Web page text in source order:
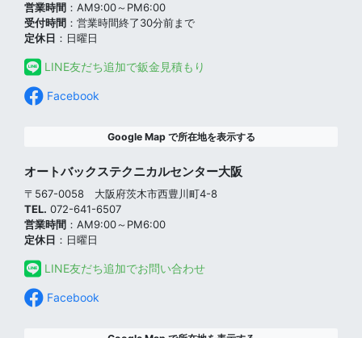
営業時間 ：AM9:00～PM6:00
受付時間 ：営業時間終了30分前まで
定休日 ：日曜日
LINE友だち追加で鈑金見積もり
Facebook
Google Map で所在地を表示する
オートバックステクニカルセンター大阪
〒567-0058 大阪府茨木市西豊川町4-8
TEL. 072-641-6507
営業時間 ：AM9:00～PM6:00
定休日 ：日曜日
LINE友だち追加でお問い合わせ
Facebook